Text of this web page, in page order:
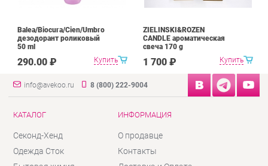
Купить
Balea/Biocura/Cien/Umbro
дезодорант роликовый
50 ml
290.00 ₽ Купить
ZIELINSKI&ROZEN
CANDLE ароматическая
свеча 170 g
1 700 ₽
info@avekoo.ru 8 (800) 222-9004
КАТАЛОГ
Секонд-Хенд
Одежда Сток
ИНФОРМАЦИЯ
О продавце
Контакты